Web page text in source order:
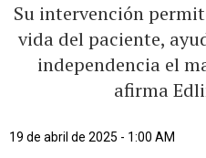
Su intervención
vida del paciente,
independencia el
afirma
19 de abril de 2025 - 1:00 AM